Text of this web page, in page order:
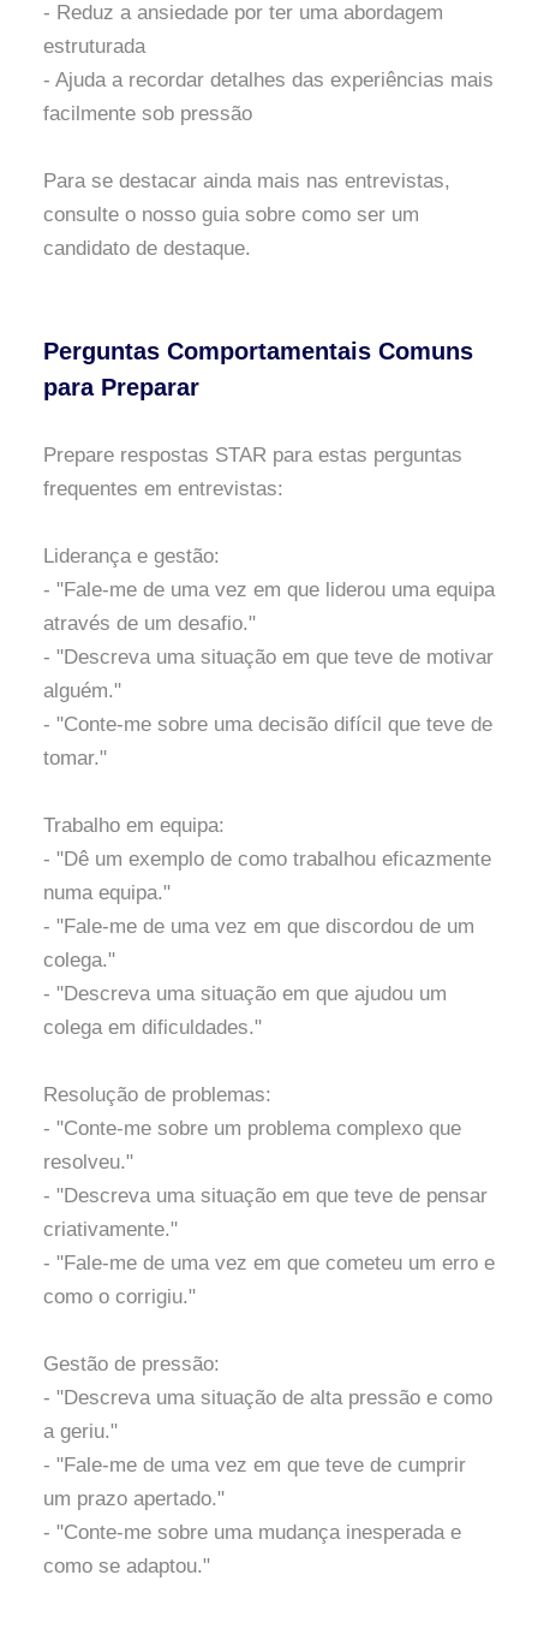
- Reduz a ansiedade por ter uma abordagem
estruturada
- Ajuda a recordar detalhes das experiências mais
facilmente sob pressão
Para se destacar ainda mais nas entrevistas,
consulte o nosso guia sobre como ser um
candidato de destaque.
Perguntas Comportamentais Comuns
para Preparar
Prepare respostas STAR para estas perguntas
frequentes em entrevistas:
Liderança e gestão:
- "Fale-me de uma vez em que liderou uma equipa
através de um desafio."
- "Descreva uma situação em que teve de motivar
alguém."
- "Conte-me sobre uma decisão difícil que teve de
tomar."
Trabalho em equipa:
- "Dê um exemplo de como trabalhou eficazmente
numa equipa."
- "Fale-me de uma vez em que discordou de um
colega."
- "Descreva uma situação em que ajudou um
colega em dificuldades."
Resolução de problemas:
- "Conte-me sobre um problema complexo que
resolveu."
- "Descreva uma situação em que teve de pensar
criativamente."
- "Fale-me de uma vez em que cometeu um erro e
como o corrigiu."
Gestão de pressão:
- "Descreva uma situação de alta pressão e como
a geriu."
- "Fale-me de uma vez em que teve de cumprir
um prazo apertado."
- "Conte-me sobre uma mudança inesperada e
como se adaptou."